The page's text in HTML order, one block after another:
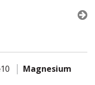
Magnesium